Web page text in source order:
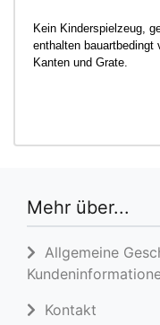
Kein Kinderspielzeug,
enthalten
Kanten und Grate.
Mehr über...
Allgemeine
Kontakt